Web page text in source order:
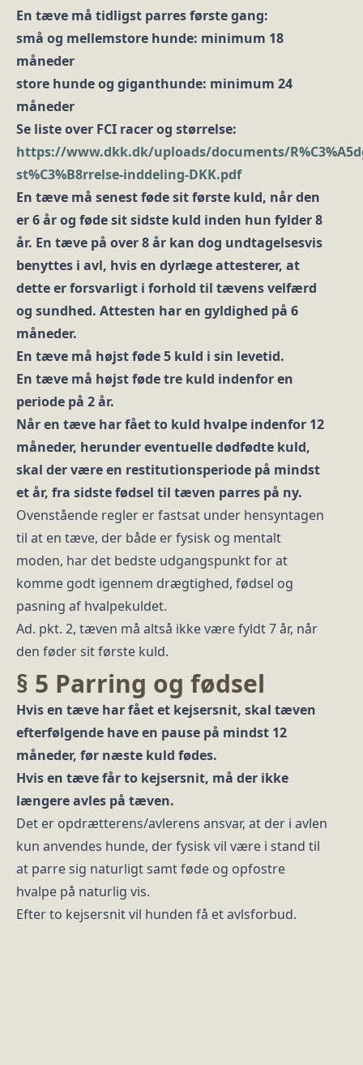
En tæve må tidligst parres første gang:
små og mellemstore hunde: minimum 18
måneder
store hunde og giganthunde: minimum 24
måneder
Se liste over FCI racer og størrelse:
https://www.dkk.dk/uploads/documents/
st%C3%B8rrelse-inddeling-DKK.pdf
En tæve må senest føde sit første kuld, når den
er 6 år og føde sit sidste kuld inden hun fylder 8
år. En tæve på over 8 år kan dog undtagelsesvis
benyttes i avl, hvis en dyrlæge attesterer, at
dette er forsvarligt i forhold til tævens velfærd
og sundhed. Attesten har en gyldighed på 6
måneder.
En tæve må højst føde 5 kuld i sin levetid.
En tæve må højst føde tre kuld indenfor en
periode på 2 år.
Når en tæve har fået to kuld hvalpe indenfor 12
måneder, herunder eventuelle dødfødte kuld,
skal der være en restitutionsperiode på mindst
et år, fra sidste fødsel til tæven parres på ny.
Ovenstående regler er fastsat under hensyntagen
til at en tæve, der både er fysisk og mentalt
moden, har det bedste udgangspunkt for at
komme godt igennem drægtighed, fødsel og
pasning af hvalpekuldet.
Ad. pkt. 2, tæven må altså ikke være fyldt 7 år, når
den føder sit første kuld.
§ 5 Parring og fødsel
Hvis en tæve har fået et kejsersnit, skal tæven
efterfølgende have en pause på mindst 12
måneder, før næste kuld fødes.
Hvis en tæve får to kejsersnit, må der ikke
længere avles på tæven.
Det er opdrætterens/avlerens ansvar, at der i avlen
kun anvendes hunde, der fysisk vil være i stand til
at parre sig naturligt samt føde og opfostre
hvalpe på naturlig vis.
Efter to kejsersnit vil hunden få et avlsforbud.